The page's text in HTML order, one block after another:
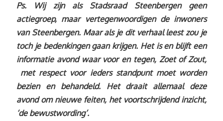
Ps. Wij zijn als Stadsraad Steenbergen geen
actiegroep, maar vertegenwoordigen de inwoners
van Steenbergen. Maar als je dit verhaal leest zou je
toch je bedenkingen gaan krijgen. Het is en blijft een
informatie avond waar voor en tegen, Zoet of Zout,
met respect voor ieders standpunt moet worden
bezien en behandeld. Het draait allemaal deze
avond om nieuwe feiten, het voortschrijdend inzicht,
‘de bewustwording’.